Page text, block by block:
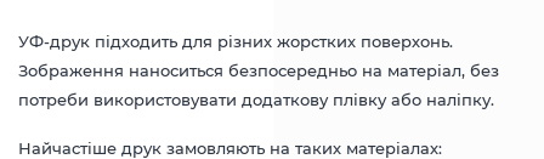
УФ-друк підходить для різних жорстких поверхонь.
Зображення наноситься безпосередньо на матеріал, без
потреби використовувати додаткову плівку або наліпку.
Найчастіше друк замовляють на таких матеріалах: